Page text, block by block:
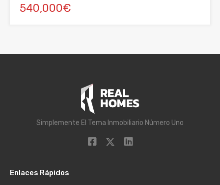
540,000€
Simplemente El Tema Inmobiliario Número Uno
Enlaces Rápidos